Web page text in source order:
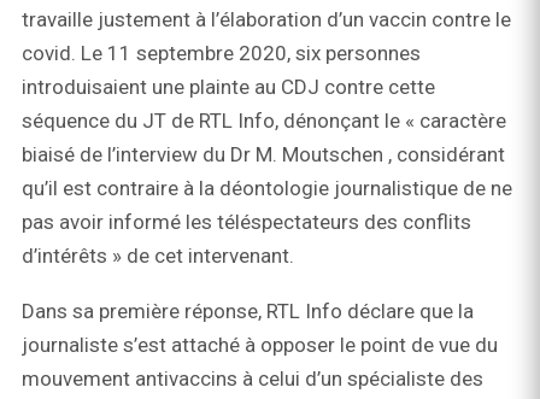
travaille justement à l’élaboration d’un vaccin contre le
covid. Le 11 septembre 2020, six personnes
introduisaient une plainte au CDJ contre cette
séquence du JT de RTL Info, dénonçant le « caractère
biaisé de l’interview du Dr M. Moutschen , considérant
qu’il est contraire à la déontologie journalistique de ne
pas avoir informé les téléspectateurs des conflits
d’intérêts » de cet intervenant.
Dans sa première réponse, RTL Info déclare que la
journaliste s’est attaché à opposer le point de vue du
mouvement antivaccins à celui d’un spécialiste des